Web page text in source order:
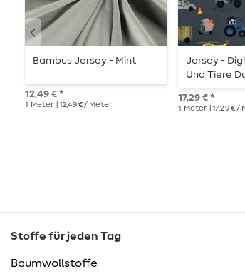
Bambus Jersey - Mint
12,49 € *
1 Meter | 12,49 € / Meter
Jersey -
Und Tiere
17,29 € *
1 Meter | 17,29 €
Stoffe für jeden Tag
Baumwollstoffe